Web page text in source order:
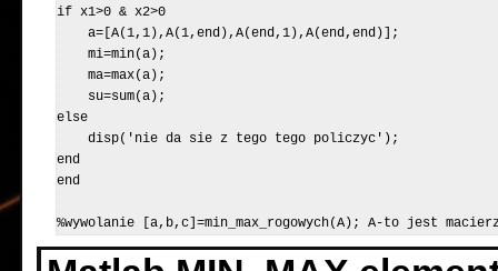
if x1>0 & x2>0
    a=[A(1,1),A(1,end),A(end,1),A(end,end)];
    mi=min(a);
    ma=max(a);
    su=sum(a);
else
    disp('nie da sie z tego tego policzyc');
end
end